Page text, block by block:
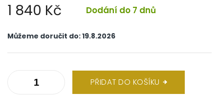
1 840 Kč Dodání do 7 dnů
cena:
Můžeme doručit do:19.8.2026
PŘIDAT DO KOŠÍKU